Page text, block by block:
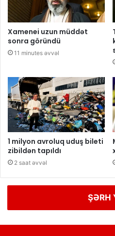
Xamenei uzun müddət
sonra göründü
11 minutes əvvəl
1 milyon avroluq uduş bileti
zibildən tapıldı
2 saat əvvəl
ŞƏRH